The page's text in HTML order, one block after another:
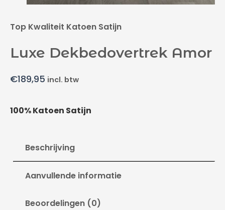
Top Kwaliteit Katoen Satijn
Luxe Dekbedovertrek Amor
€189,95 incl. btw
100% Katoen Satijn
Beschrijving
Aanvullende informatie
Beoordelingen (0)